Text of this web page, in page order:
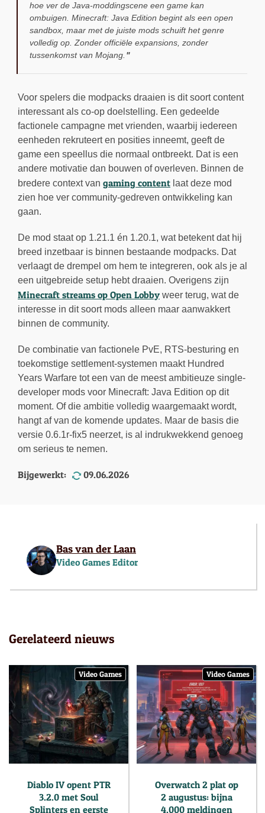
hoe ver de Java-moddingscene een game kan
ombuigen. Minecraft: Java Edition begint als een open
sandbox, maar met de juiste mods schuift het genre
volledig op. Zonder officiële expansions, zonder
tussenkomst van Mojang.
Voor spelers die modpacks draaien is dit soort content
interessant als co-op doelstelling. Een gedeelde
factionele campagne met vrienden, waarbij iedereen
eenheden rekruteert en posities inneemt, geeft de
game een speellus die normaal ontbreekt. Dat is een
andere motivatie dan bouwen of overleven. Binnen de
bredere context van gaming content laat deze mod
zien hoe ver community-gedreven ontwikkeling kan
gaan.
De mod staat op 1.21.1 én 1.20.1, wat betekent dat hij
breed inzetbaar is binnen bestaande modpacks. Dat
verlaagt de drempel om hem te integreren, ook als je al
een uitgebreide setup hebt draaien. Overigens zijn
Minecraft streams op Open Lobby weer terug, wat de
interesse in dit soort mods alleen maar aanwakkert
binnen de community.
De combinatie van factionele PvE, RTS-besturing en
toekomstige settlement-systemen maakt Hundred
Years Warfare tot een van de meest ambitieuze single-
developer mods voor Minecraft: Java Edition op dit
moment. Of die ambitie volledig waargemaakt wordt,
hangt af van de komende updates. Maar de basis die
versie 0.6.1r-fix5 neerzet, is al indrukwekkend genoeg
om serieus te nemen.
Bijgewerkt: 09.06.2026
Bas van der Laan
Video Games Editor
Gerelateerd nieuws
Video Games
Diablo IV opent PTR
3.2.0 met Soul
Splinters en eerste
Video Games
Overwatch 2 plat op
2 augustus: bijna
4.000 meldingen